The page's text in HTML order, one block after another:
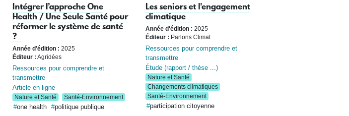
Intégrer l’approche One
Health / Une Seule Santé pour
réformer le système de santé
?
Année d'édition : 2025
Éditeur : Agridées
Ressources pour comprendre et
transmettre
Article en ligne
Nature et Santé Santé-Environnement
one health politique publique
Les seniors et l'engagement
climatique
Année d'édition : 2025
Éditeur : Parlons Climat
Ressources pour comprendre et
transmettre
Étude (rapport / thèse ...)
Nature et Santé
Changements climatiques
Santé-Environnement
participation citoyenne